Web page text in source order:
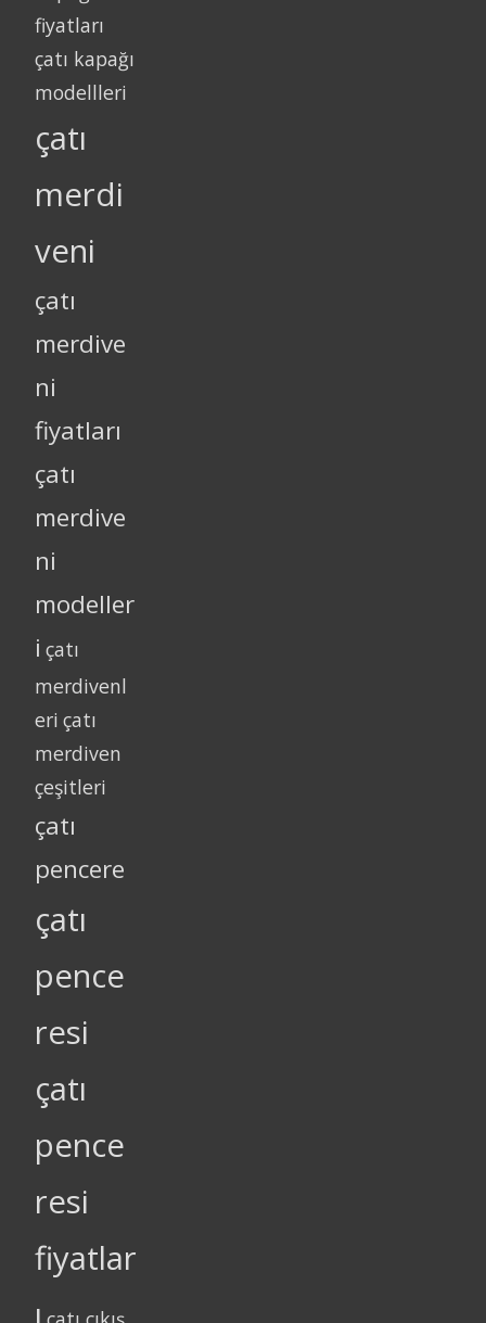
fiyatları
çatı kapağı
modellleri
çatı
merdi
veni
çatı
merdive
ni
fiyatları
çatı
merdive
ni
modeller
i çatı
merdivenl
eri çatı
merdiven
çeşitleri
çatı
pencere
çatı
pence
resi
çatı
pence
resi
fiyatlar